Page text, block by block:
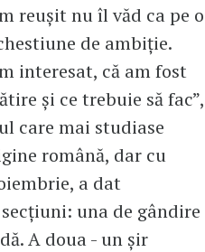
reușit nu îl văd ca pe o
de ambiție.
interesat, că am fost
și ce trebuie să fac”,
care mai studiase
română, dar cu
a dat
una de gândire
A doua - un șir